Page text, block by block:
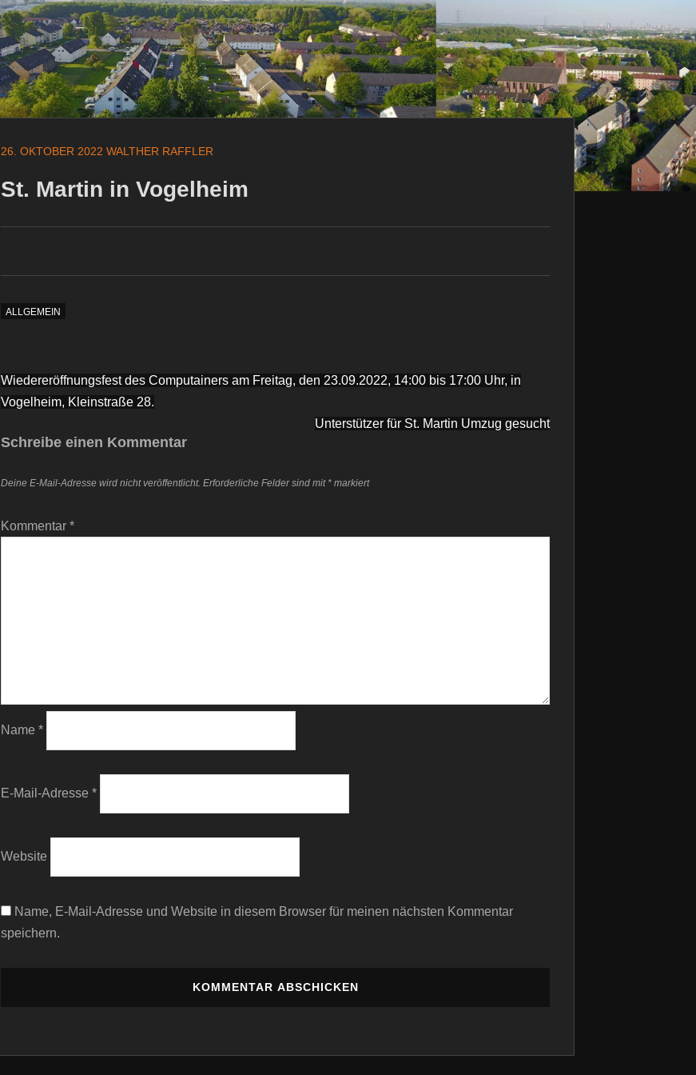
26. OKTOBER 2022 WALTHER RAFFLER
St. Martin in Vogelheim
ALLGEMEIN
Beitragsnavigation
Wiedereröffnungsfest des Computainers am Freitag, den 23.09.2022, 14:00 bis 17:00 Uhr, in
Vogelheim, Kleinstraße 28.
Unterstützer für St. Martin Umzug gesucht
Schreibe einen Kommentar
Deine E-Mail-Adresse wird nicht veröffentlicht. Erforderliche Felder sind mit * markiert
Kommentar*
Name*
E-Mail-Adresse*
Website
Name, E-Mail-Adresse und Website in diesem Browser für meinen nächsten Kommentar
speichern.